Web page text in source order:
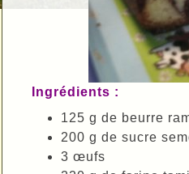
Ingrédients :
125 g de beurre
200 g de sucre
3 œufs